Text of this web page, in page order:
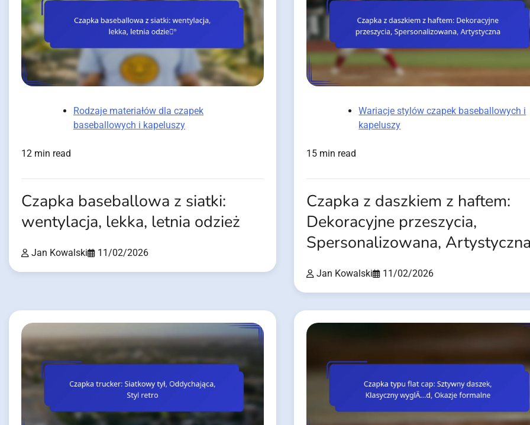
Rodzaje materiałów dla czapek
baseballowych i kapeluszy
12 min read
Czapka baseballowa z siatki:
wentylacja, lekka, letnia odzież
Jan Kowalski 11/02/2026
Wariacje stylów czapek baseballowych i
kapeluszy
15 min read
Czapka z daszkiem z haftem:
Dekoracyjne przeszycia,
Spersonalizowana,
Jan Kowalski 11/02/2026